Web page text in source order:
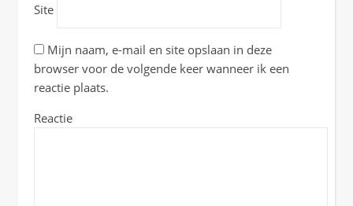
Site
Mijn naam, e-mail en site opslaan in deze
browser voor de volgende keer wanneer ik een
reactie plaats.
Reactie